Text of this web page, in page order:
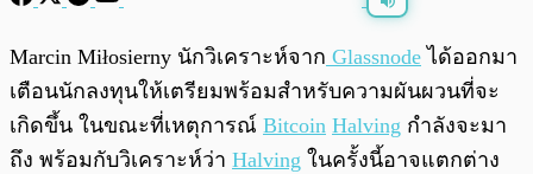
0:00/0:00
Marcin Miłosierny นักวิเคราะห์จาก Glassnode ได้ออกมา
เตือนนักลงทุนให้เตรียมพร้อมสำหรับความผันผวนที่จะ
เกิดขึ้น ในขณะที่เหตุการณ์ Bitcoin Halving กำลังจะมา
ถึง พร้อมกับวิเคราะห์ว่า Halving ในครั้งนี้อาจแตกต่าง